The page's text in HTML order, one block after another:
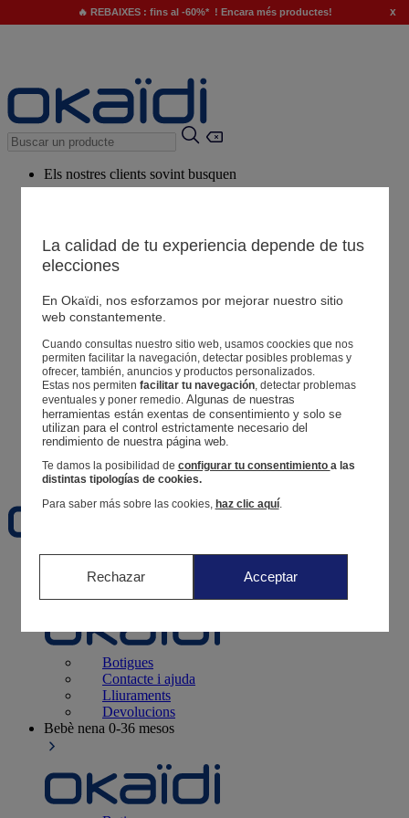
🔥 REBAIXES : fins al -60%* ! Encara més productes! x
Els nostres clients sovint busquen
El nostre consell
Productes suggerits
Botigues
La teva informació
Segueix una comanda
Cistella
Favorits
Naixement 0-12 mesos
Botigues
Contacte i ajuda
Lliuraments
Devolucions
Bebè nena 0-36 mesos
La calidad de tu experiencia depende de tus
elecciones
En Okaïdi, nos esforzamos por mejorar nuestro sitio
web constantemente.
Cuando consultas nuestro sitio web, usamos coockies que nos
permiten facilitar la navegación, detectar posibles problemas y
ofrecer, también, anuncios y productos personalizados.
Estas nos permiten facilitar tu navegación, detectar problemas
eventuales y poner remedio. Algunas de nuestras
herramientas están exentas de consentimiento y solo se
utilizan para el control estrictamente necesario del
rendimiento de nuestra página web.
Te damos la posibilidad de configurar tu consentimiento a las
distintas tipologías de cookies.
Para saber más sobre las cookies, haz clic aquí.
Rechazar Acceptar